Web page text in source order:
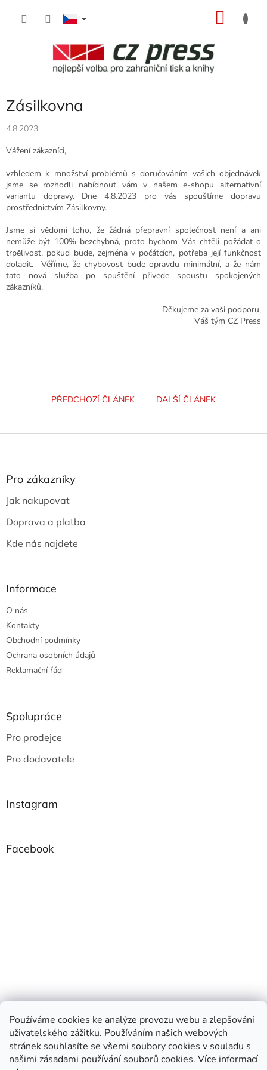
Používáme cookies ke analýze provozu webu a zlepšování
uživatelského zážitku. Používáním našich webových
stránek souhlasíte se všemi soubory cookies v souladu s
našimi zásadami používání souborů cookies. Více informací
Zásilkovna
4.8.2023
Vážení zákazníci,
vzhledem k množství problémů s doručováním vašich objednávek
jsme se rozhodli nabídnout vám v našem e-shopu alternativní
variantu dopravy. Dne 4.8.2023 pro vás spouštíme dopravu
prostřednictvím Zásilkovny.
Jsme si vědomi toho, že žádná přepravní společnost není a ani
nemůže být 100% bezchybná, proto bychom Vás chtěli požádat o
trpělivost, pokud bude, zejména v počátcích, potřeba její funkčnost
doladit. Věříme, že chybovost bude opravdu minimální, a že nám
tato nová služba po spuštění přivede spoustu spokojených
zákazníků.
Děkujeme za vaši podporu,
Váš tým CZ Press
PŘEDCHOZÍ ČLÁNEK DALŠÍ ČLÁNEK
Z
Pro zákazníky
Jak nakupovat
Doprava a platba
Kde nás najdete
Informace
O nás
Kontakty
Obchodní podmínky
Ochrana osobních údajů
Reklamační řád
Spolupráce
Pro prodejce
Pro dodavatele
Instagram
Facebook